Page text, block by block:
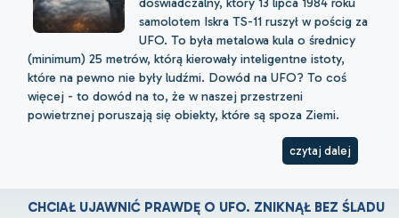
samolotem Iskra TS-11 ruszył w pościg za
UFO. To była metalowa kula o średnicy
(minimum) 25 metrów, którą kierowały inteligentne istoty,
które na pewno nie były ludźmi. Dowód na UFO? To coś
więcej - to dowód na to, że w naszej przestrzeni
powietrznej poruszają się obiekty, które są spoza Ziemi.
czytaj dalej
CHCIAŁ UJAWNIĆ PRAWDĘ O UFO. ZNIKNĄŁ BEZ ŚLADU